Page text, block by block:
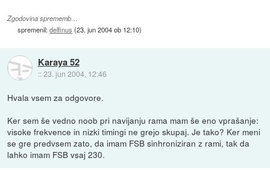
Zgodovina sprememb…
spremenil:delfinus (23. jun 2004 ob 12:10)
Karaya 52
::23. jun 2004, 12:46
Hvala vsem za odgovore.
Ker sem še vedno noob pri navijanju rama mam še eno vprašanje:
visoke frekvence in nizki timingi ne grejo skupaj. Je tako? Ker meni
se gre predvsem zato, da imam FSB sinhroniziran z rami, tak da
lahko imam FSB vsaj 230.